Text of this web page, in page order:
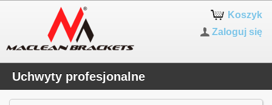
Koszyk
Zaloguj się
Uchwyty profesjonalne